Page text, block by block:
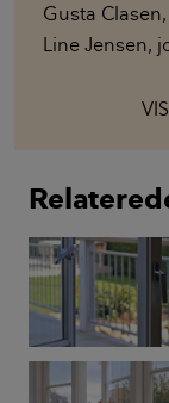
Gusta Clasen,
Line Jensen,